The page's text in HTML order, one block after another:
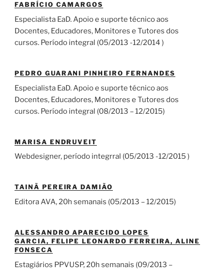
FABRÍCIO CAMARGOS
Especialista EaD. Apoio e suporte técnico aos
Docentes, Educadores, Monitores e Tutores dos
cursos. Período integral (05/2013 -12/2014 )
PEDRO GUARANI PINHEIRO FERNANDES
Especialista EaD. Apoio e suporte técnico aos
Docentes, Educadores, Monitores e Tutores dos
cursos. Período integral (08/2013 – 12/2015)
MARISA ENDRUVEIT
Webdesigner, período integrral (05/2013 -12/2015 )
TAINÃ PEREIRA DAMIÃO
Editora AVA, 20h semanais (05/2013 – 12/2015)
ALESSANDRO APARECIDO LOPES
GARCIA, FELIPE LEONARDO FERREIRA, ALINE
FONSECA
Estagiários PPVUSP, 20h semanais (09/2013 –